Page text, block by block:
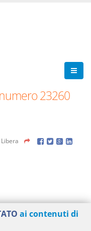
23260
Libera
ai contenuti di